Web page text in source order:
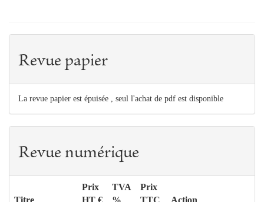
Revue papier
La revue papier est épuisée , seul l'achat de pdf est disponible
Revue numérique
Titre
Prix
HT €
TVA
%
Prix
TTC
Action